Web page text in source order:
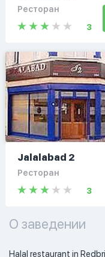
Ресторан
3
Jalalabad 2
Ресторан
3
О заведении
Halal restaurant in